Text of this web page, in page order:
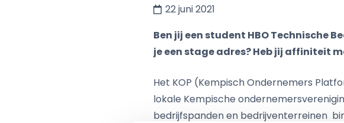
22 juni 2021
Ben jij een student HBO Technische
je een stage adres? Heb jij affiniteit
Het KOP (Kempisch Ondernemers
lokale Kempische
bedrijfspanden en bedrijventerreinen